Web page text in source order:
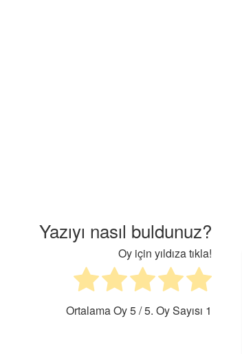
Yazıyı nasıl buldunuz?
Oy için yıldıza tıkla!
Ortalama Oy5/ 5. Oy Sayısı 1